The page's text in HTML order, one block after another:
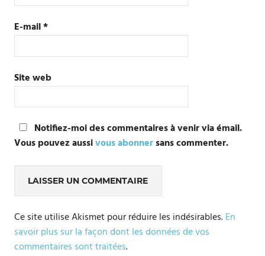
E-mail*
Site web
Notifiez-moi des commentaires à venir via émail.
Vous pouvez aussivous abonnersans commenter.
Ce site utilise Akismet pour réduire les indésirables.En
savoir plus sur la façon dont les données de vos
commentaires sont traitées.